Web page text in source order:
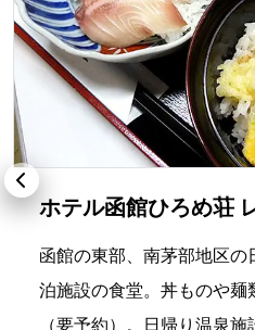
ホテル函館ひろめ荘
函館の東部、南茅部地区
泊施設の食堂。丼ものや麺
（要予約）。日帰り温泉